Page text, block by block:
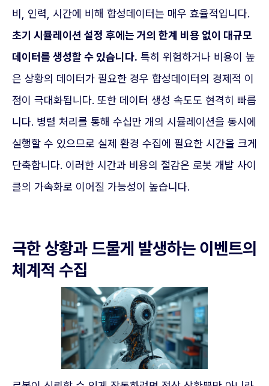
비, 인력, 시간에 비해 합성데이터는 매우 효율적입니다.
초기 시뮬레이션 설정 후에는 거의 한계 비용 없이 대규모
데이터를 생성할 수 있습니다. 특히 위험하거나 비용이 높
은 상황의 데이터가 필요한 경우 합성데이터의 경제적 이
점이 극대화됩니다. 또한 데이터 생성 속도도 현격히 빠릅
니다. 병렬 처리를 통해 수십만 개의 시뮬레이션을 동시에
실행할 수 있으므로 실제 환경 수집에 필요한 시간을 크게
단축합니다. 이러한 시간과 비용의 절감은 로봇 개발 사이
클의 가속화로 이어질 가능성이 높습니다.
극한 상황과 드물게 발생하는 이벤트의
체계적 수집